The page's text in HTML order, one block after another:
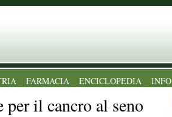
FARMACIA ENCICLOPEDIA INFO
il cancro al seno